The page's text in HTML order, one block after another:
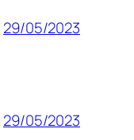
29/05/2023
29/05/2023